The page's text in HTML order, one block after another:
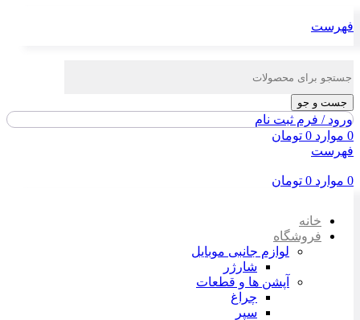
فهرست
جست و جو
ورود / فرم ثبت نام
0 موارد 0 تومان
فهرست
0 موارد 0 تومان
خانه
فروشگاه
لوازم جانبی موبایل
شارژر
آپشن ها و قطعات
چراغ
سپر